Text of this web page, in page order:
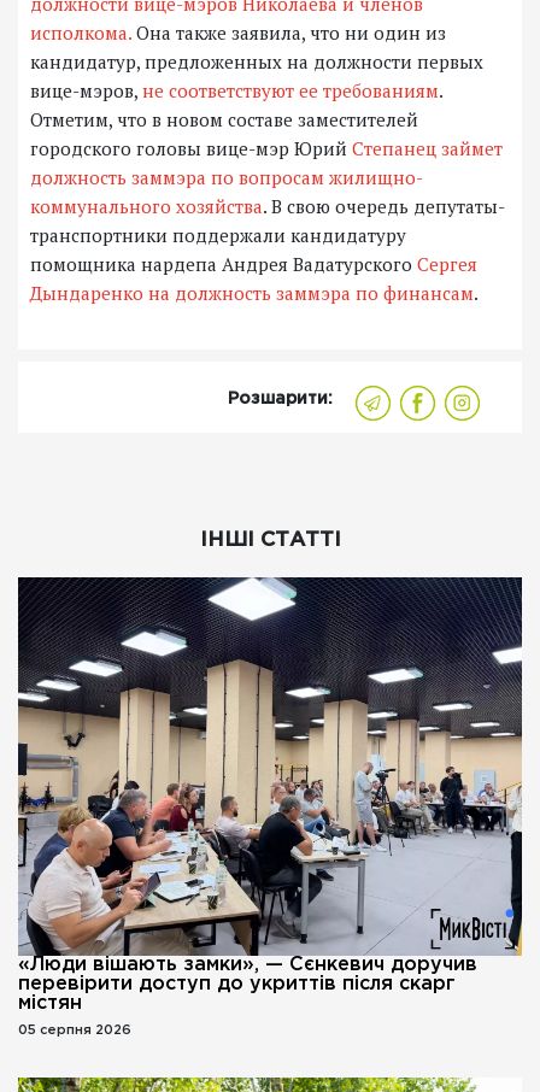
исполкома. Она также заявила, что ни один из
кандидатур, предложенных на должности первых
вице-мэров, не соответствуют ее требованиям.
Отметим, что в новом составе заместителей
городского головы вице-мэр Юрий Степанец займет
должность заммэра по вопросам жилищно-
коммунального хозяйства. В свою очередь депутаты-
транспортники поддержали кандидатуру
помощника нардепа Андрея Вадатурского Сергея
Дындаренко на должность заммэра по финансам.
Розшарити:
ІНШІ СТАТТІ
«Люди вішають замки», — Сєнкевич доручив
перевірити доступ до укриттів після скарг
містян
05 серпня 2026